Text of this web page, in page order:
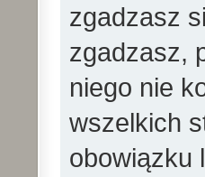
zgadzasz
zgadzasz,
niego nie
wszelkich
obowiązku